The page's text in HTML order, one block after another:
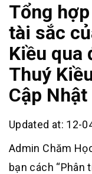
Tổng
tài sắc
Kiều qua
Thuý
Cập
Updated at: 12-
Admin Chăm
bạn cách “Phân